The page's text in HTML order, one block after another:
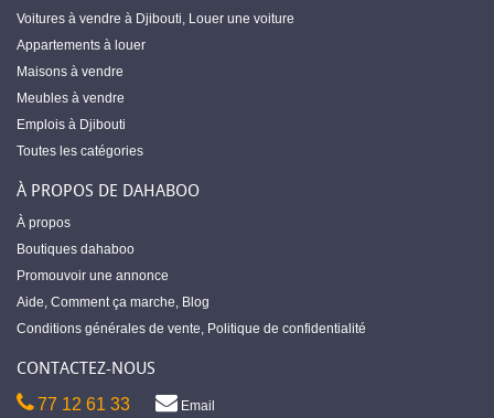
Voitures à vendre à Djibouti, Louer une voiture
Appartements à louer
Maisons à vendre
Meubles à vendre
Emplois à Djibouti
Toutes les catégories
À PROPOS DE DAHABOO
À propos
Boutiques dahaboo
Promouvoir une annonce
Aide, Comment ça marche, Blog
Conditions générales de vente, Politique de confidentialité
CONTACTEZ-NOUS
77 12 61 33 Email